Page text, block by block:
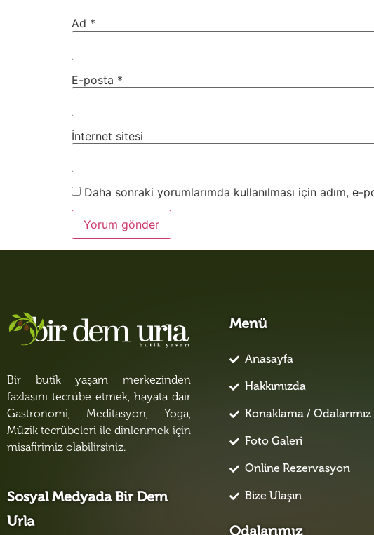
Ad *
E-posta *
İnternet sitesi
Daha sonraki yorumlarımda kullanılması için adım,
Bir butik yaşam merkezinden
fazlasını tecrübe etmek, hayata dair
Gastronomi, Meditasyon, Yoga,
Müzik tecrübeleri ile dinlenmek için
misafirimiz olabilirsiniz.
Sosyal Medyada Bir Dem
Urla
Menü
Anasayfa
Hakkımızda
Konaklama / Odalarımız
Foto Galeri
Online Rezervasyon
Bize Ulaşın
Odalarımız